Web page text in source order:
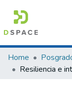
Communities &
All of DSpace
Home